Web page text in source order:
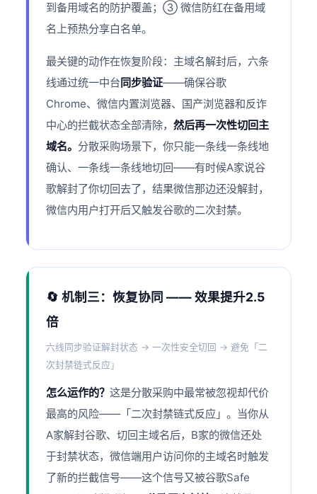
到备用域名的防护覆盖；③ 微信防红在备用域
名上预热分享白名单。
最关键的动作在恢复阶段：主域名解封后，六条
线通过统一中台 同步验证——确保谷歌
Chrome、微信内置浏览器、国产浏览器和反诈
中心的拦截状态全部清除，然后再一次性切回主
域名。 分散采购场景下，你只能一条线一条线地
确认、一条线一条线地切回——有时候A家说谷
歌解封了你切回去了，结果微信那边还没解封，
微信内用户打开后又触发谷歌的二次封禁。
🔄 机制三：恢复协同 —— 效果提升2.5
倍
六线同步验证解封状态 → 一次性安全切回 → 避免「二
次封禁链式反应」
怎么运作的？这是分散采购中最常被忽视却代价
最高的风险——「二次封禁链式反应」。当你从
A家解封谷歌、切回主域名后，B家的微信还处
于封禁状态，微信端用户访问你的主域名时触发
了新的拦截信号——这个信号又被谷歌Safe